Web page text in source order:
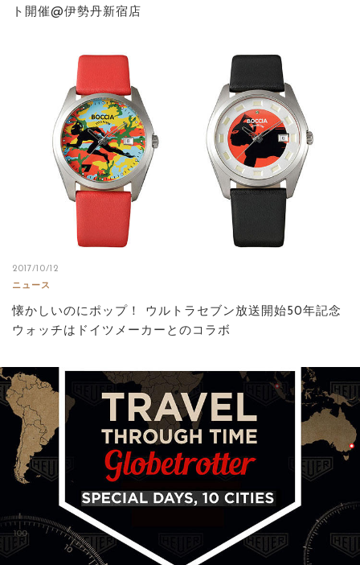
ト開催@伊勢丹新宿店
2017/10/12
ニュース
懐かしいのにポップ！ ウルトラセブン放送開始50年記念
ウォッチはドイツメーカーとのコラボ